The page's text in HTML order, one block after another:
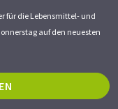
für die Lebensmittel- und
auf den neuesten